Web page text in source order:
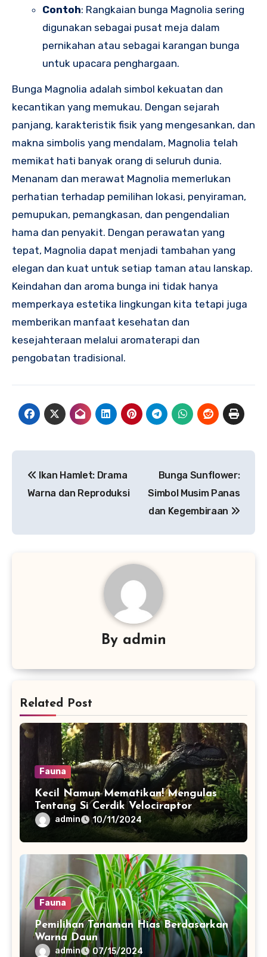
Contoh: Rangkaian bunga Magnolia sering
digunakan sebagai pusat meja dalam
pernikahan atau sebagai karangan bunga
untuk upacara penghargaan.
Bunga Magnolia adalah simbol kekuatan dan
kecantikan yang memukau. Dengan sejarah
panjang, karakteristik fisik yang mengesankan, dan
makna simbolis yang mendalam, Magnolia telah
memikat hati banyak orang di seluruh dunia.
Menanam dan merawat Magnolia memerlukan
perhatian terhadap pemilihan lokasi, penyiraman,
pemupukan, pemangkasan, dan pengendalian
hama dan penyakit. Dengan perawatan yang
tepat, Magnolia dapat menjadi tambahan yang
elegan dan kuat untuk setiap taman atau lanskap.
Keindahan dan aroma bunga ini tidak hanya
memperkaya estetika lingkungan kita tetapi juga
memberikan manfaat kesehatan dan
kesejahteraan melalui aromaterapi dan
pengobatan tradisional.
pos
Ikan Hamlet: Drama
Warna dan Reproduksi
Bunga Sunflower:
Simbol Musim Panas
dan Kegembiraan
By admin
Related Post
Fauna
Kecil Namun Mematikan! Mengulas
Tentang Si Cerdik Velociraptor
admin 10/11/2024
Fauna
Pemilihan Tanaman Hias Berdasarkan
Warna Daun
admin 07/15/2024